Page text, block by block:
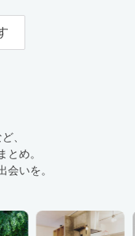
、
とめ。
会いを。